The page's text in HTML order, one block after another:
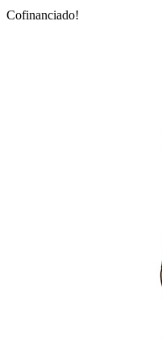
Cofinanciado!